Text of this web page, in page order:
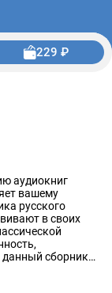
229 ₽
аудиокниг
вашему
русского
в своих
данный сборник